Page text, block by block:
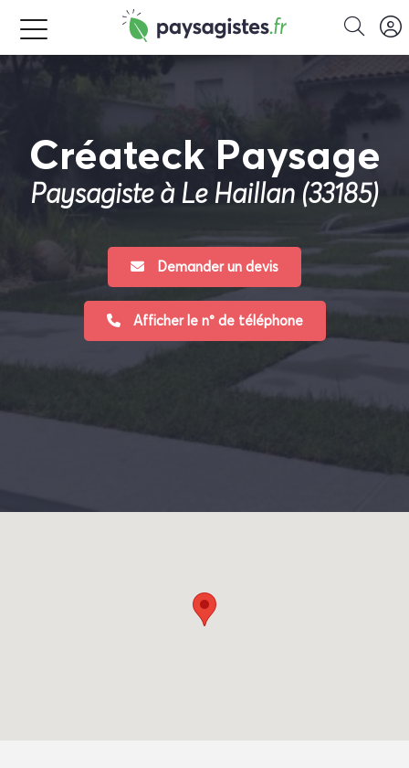
Créateck Paysage
Paysagiste à Le Haillan (33185)
Demander un devis
Afficher le n° de téléphone